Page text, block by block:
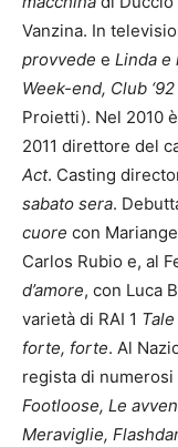
Vanzina. In
provvede e Linda e
Week-end, Club ‘92
Proietti). Nel 2010
2011 direttore del
Act. Casting
sabato sera.
cuore con
Carlos Rubio e, al
d’amore, con Luca
varietà di RAI 1
forte, forte. Al
regista di numerosi
Footloose, Le
Meraviglie,